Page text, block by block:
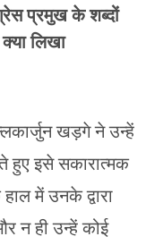
प्रमुख के शब्दों
लिखा
खड़गे ने उन्हें
हुए इसे सकारात्मक
में उनके द्वारा
न ही उन्हें कोई